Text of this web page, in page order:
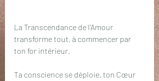
La Transcendance de l'Amour
transforme tout, à commencer par
ton for intérieur.
Ta conscience se déploie, ton Cœur